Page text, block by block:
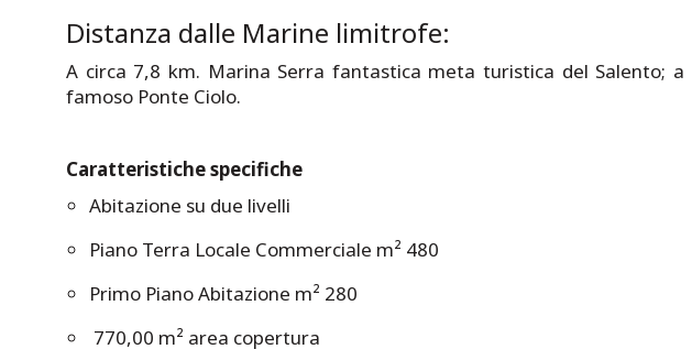
Distanza dalle Marine limitrofe:
A circa 7,8 km. Marina Serra fantastica meta turistica del Salento;
famoso Ponte Ciolo.
Caratteristiche specifiche
Abitazione su due livelli
Piano Terra Locale Commerciale m² 480
Primo Piano Abitazione m² 280
770,00 m² area copertura